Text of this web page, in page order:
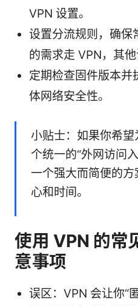
VPN 设置。
设置分流规则，确保
的需求走 VPN，其他
定期检查固件版本并
体网络安全性。
小贴士：如果你希
个统一的“外网访问
一个强大而简便的
心和时间。
使用 VPN 的常
意事项
误区：VPN 会让你“